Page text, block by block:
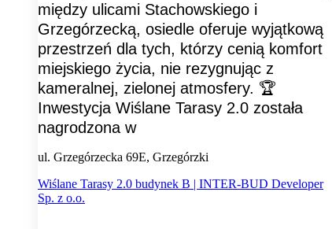
między ulicami Stachowskiego i
Grzegórzecką, osiedle oferuje wyjątkową
przestrzeń dla tych, którzy cenią komfort
miejskiego życia, nie rezygnując z
kameralnej, zielonej atmosfery. 🏆
Inwestycja Wiślane Tarasy 2.0 została
nagrodzona w
ul. Grzegórzecka 69E, Grzegórzki
Wiślane Tarasy 2.0 budynek B | INTER-BUD Developer
Sp. z o.o.